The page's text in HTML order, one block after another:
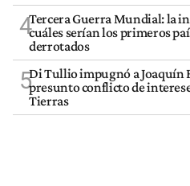
4Tercera Guerra Mundial: la
cuáles serían los primeros
derrotados
5Di Tullio impugnó a Joaquín
presunto conflicto de
Tierras